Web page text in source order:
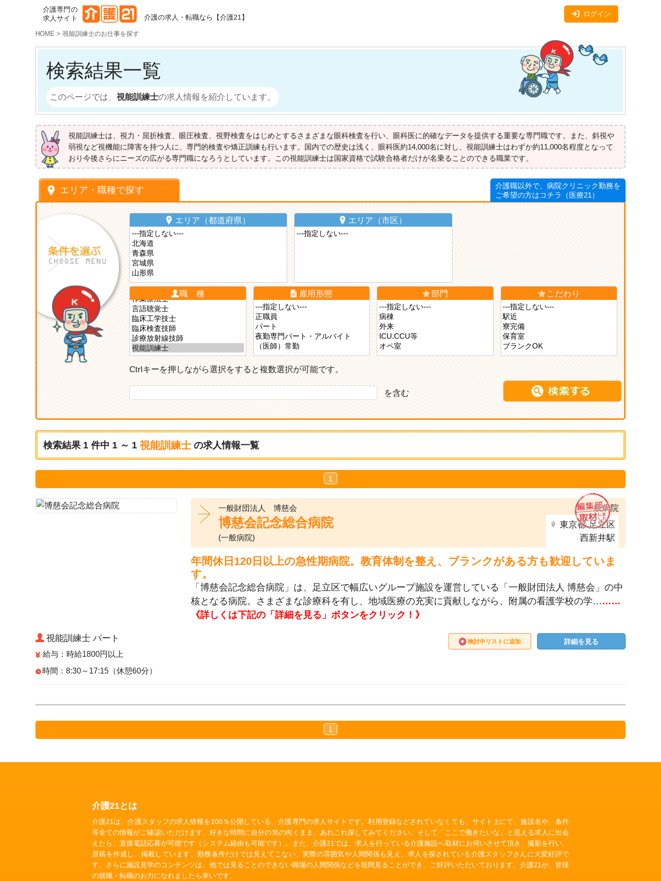
介護専門の
求人サイト
介護の求人・転職なら【介護21】 ログイン
HOME > 視能訓練士のお仕事を探す
検索結果一覧
このページでは、 視能訓練士の求人情報を紹介しています。
視能訓練士は、視力・屈折検査、眼圧検査、視野検査をはじめとするさまざまな眼科検査を行い、眼科医に的確なデータを提供する重要な専門職です。また、斜視や
弱視など視機能に障害を持つ人に、専門的検査や矯正訓練も行います。国内での歴史は浅く、眼科医約14,000名に対し、視能訓練士はわずか約11,000名程度となって
おり今後さらにニーズの広がる専門職になろうとしています。この視能訓練士は国家資格で試験合格者だけが名乗ることのできる職業です。
介護職以外で、病院クリニック勤務を
ご希望の方はコチラ（医療21）
エリア・職種で探す
エリア（都道府県） エリア（市区）
職 種 雇用形態 部門 こだわり
Ctrlキーを押しながら選択をすると複数選択が可能です。
を含む
検索結果 1 件中 1 ～ 1 視能訓練士 の求人情報一覧
1
一般財団法人 博慈会
博慈会記念総合病院
(一般病院)
一般病院
東京都 足立区
西新井駅
年間休日120日以上の急性期病院。教育体制を整え、ブランクがある方も歓迎していま
す。
「博慈会記念総合病院」は、足立区で幅広いグループ施設を運営している「一般財団法人 博慈会」の中
核となる病院。さまざまな診療科を有し、地域医療の充実に貢献しながら、附属の看護学校の学………
《詳しくは下記の「詳細を見る」ボタンをクリック！》
視能訓練士 パート
給与：時給1800円以上
時間：8:30～17:15（休憩60分）
検討中リストに追加 詳細を見る
1
介護21とは
介護21は、介護スタッフの求人情報を100％公開している、介護専門の求人サイトです。利用登録などされていなくても、サイト上にて、施設名や、条件
等全ての情報がご確認いただけます。好きな時間に自分の気の向くまま、あれこれ探してみてください。そして「ここで働きたいな」と思える求人に出会
えたら、直接電話応募が可能です（システム経由も可能です）。また、介護21では、求人を行っている介護施設へ取材にお伺いさせて頂き、撮影を行い、
原稿を作成し、掲載しています。勤務条件だけでは見えてこない、実際の雰囲気や人間関係も見え、求人を探されている介護スタッフさんに大変好評で
す。さらに施設見学のコンテンツは、他では見ることのできない職場の人間関係などを垣間見ることができ、ご好評いただいております。介護21が、皆様
の就職・転職のお力になれましたら幸いです。